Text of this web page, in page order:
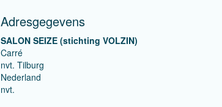
Adresgegevens
SALON SEIZE (stichting VOLZIN)
Carré
nvt. Tilburg
Nederland
nvt.